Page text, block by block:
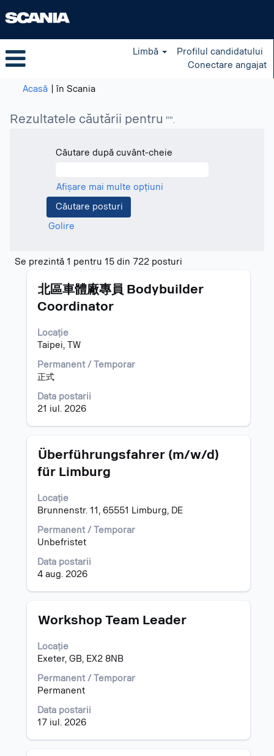
Limbă
Profilul candidatului
Conectare angajat
Acasă în Scania(pagina
Rezultatele căutării pentru "".
Căutare după cuvânt-cheie
Afișare mai multe opțiuni
Golire
Se prezintă 1 pentru 15 din 722 posturi
pentru
pentru
Listă
unui
Titlu
北區車體廠專員 Bodybuilder
Coordinator
Locație
Taipei, TW
Permanent / Temporar
正式
Data postarii
21 iul. 2026
Selectați
cu
tasta
pentru
a
vizualiza
întregul
conținut
al
informațiilor
Titlu
Überführungsfahrer (m/w/d)
für Limburg
Locație
Brunnenstr. 11, 65551 Limburg, DE
Permanent / Temporar
Unbefristet
Data postarii
4 aug. 2026
Selectați
tasta
pentru
a
vizualiza
întregul
al
informațiilor
Titlu
Workshop Team Leader
Locație
Exeter, GB, EX2 8NB
Permanent / Temporar
Permanent
Data postarii
17 iul. 2026
Selectați
tasta
spațiu
a
vizualiza
conținut
al
informațiilor